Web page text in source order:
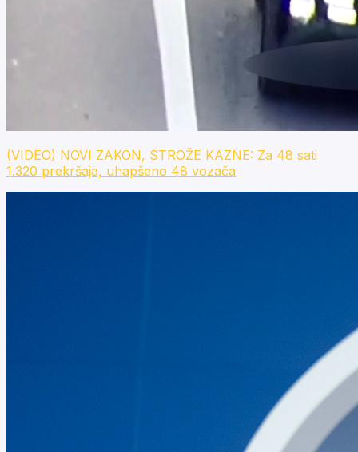
(VIDEO) NOVI ZAKON, STROŽE KAZNE: Za 48 sati
1.320 prekršaja, uhapšeno 48 vozača